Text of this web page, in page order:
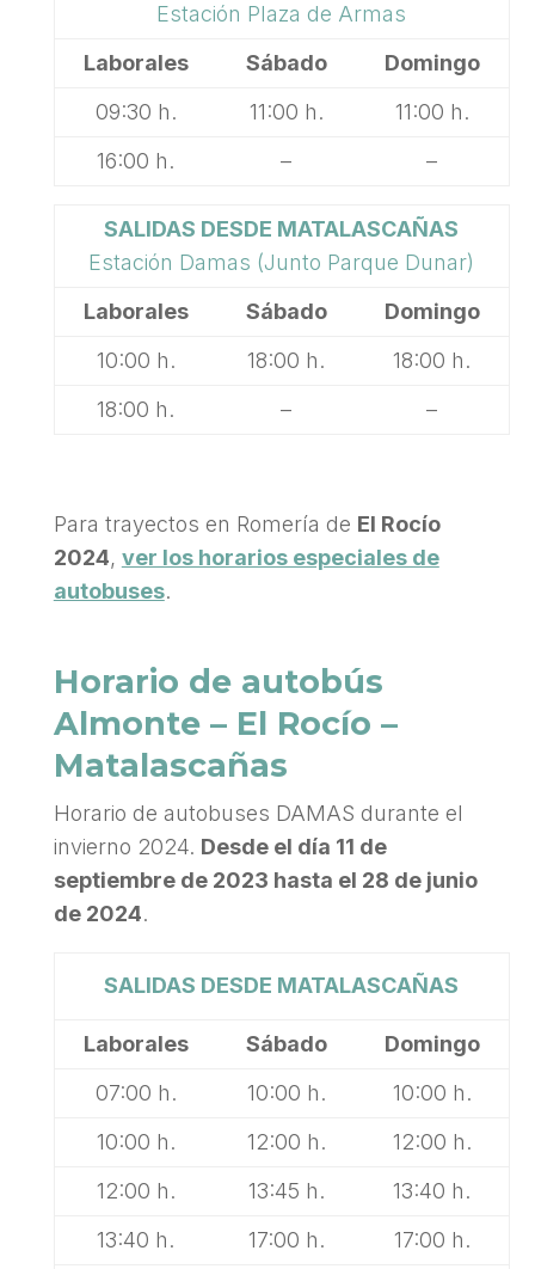
Estación Plaza de Armas
Laborales
Sábado
Domingo
09:30 h.
11:00 h.
11:00 h.
16:00 h.
– –
SALIDAS DESDE MATALASCAÑAS
Estación Damas (Junto Parque Dunar)
Laborales
Sábado
Domingo
10:00 h.
18:00 h.
18:00 h.
18:00 h.
– –
Para trayectos en Romería de El Rocío
2024, ver los horarios especiales de
autobuses.
Horario de autobús
Almonte – El Rocío –
Matalascañas
Horario de autobuses DAMAS durante el
invierno 2024. Desde el día 11 de
septiembre de 2023 hasta el 28 de junio
de 2024.
SALIDAS DESDE MATALASCAÑAS
Laborales Sábado
Domingo
07:00 h.
10:00 h.
10:00 h.
10:00 h.
12:00 h.
12:00 h.
12:00 h.
13:45 h.
13:40 h.
13:40 h.
17:00 h.
17:00 h.